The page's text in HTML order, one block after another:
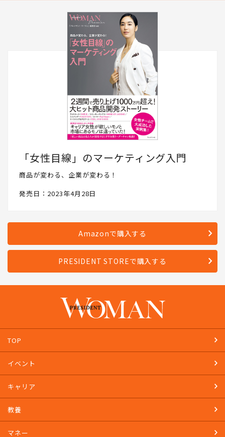
「女性目線」のマーケティング入門
商品が変わる、企業が変わる！
発売日：2023年4月28日
Amazonで購入する
PRESIDENT STOREで購入する
TOP
イベント
キャリア
教養
マネー